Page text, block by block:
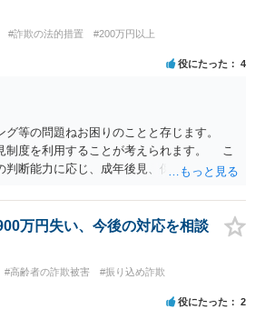
#詐欺の法的措置
#200万円以上
役にたった 4
グ等の問題ねお困りのことと存じます。
制度を利用することが考えられます。 こ
判断能力に応じ、成年後見、保佐、補助と
裁判所に申立てをする必要があります。
借金やキャッシングはできません。保佐の
れる保佐人の同意なく、借金やキャッシン
れらを行った場合、保佐人は取り消すこと
金やキャッシングを同意事項に設定で
応が可能です。 裁判所のサイトで制度案
万円失い、今後の対応を相談
#高齢者の詐欺被害
#振り込め詐欺
役にたった 2